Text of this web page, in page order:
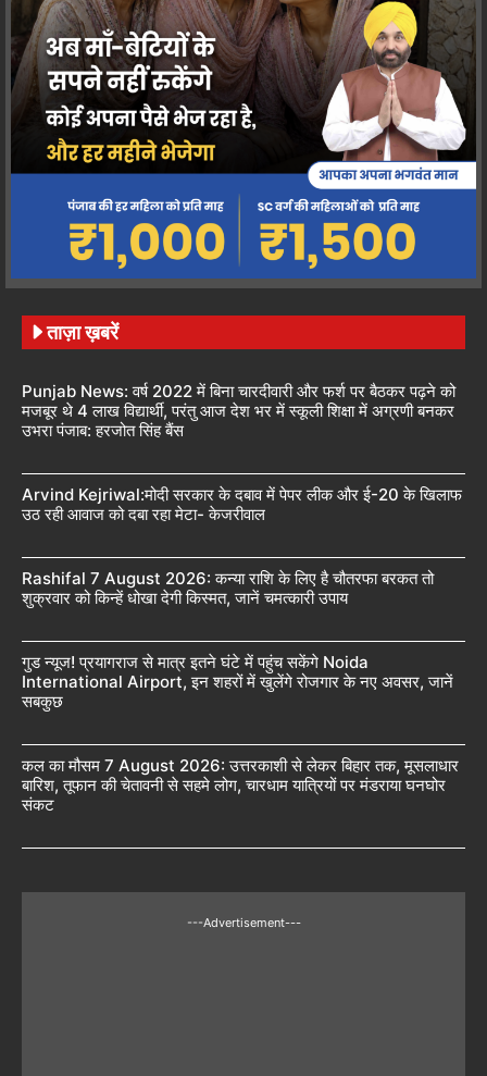
ताज़ा ख़बरें
Punjab News: वर्ष 2022 में बिना चारदीवारी और फर्श पर बैठकर पढ़ने को
मजबूर थे 4 लाख विद्यार्थी, परंतु आज देश भर में स्कूली शिक्षा में अग्रणी बनकर
उभरा पंजाब: हरजोत सिंह बैंस
Arvind Kejriwal:मोदी सरकार के दबाव में पेपर लीक और ई-20 के खिलाफ
उठ रही आवाज को दबा रहा मेटा- केजरीवाल
Rashifal 7 August 2026: कन्या राशि के लिए है चौतरफा बरकत तो
शुक्रवार को किन्हें धोखा देगी किस्मत, जानें चमत्कारी उपाय
गुड न्यूज! प्रयागराज से मात्र इतने घंटे में पहुंच सकेंगे Noida
International Airport, इन शहरों में खुलेंगे रोजगार के नए अवसर, जानें
सबकुछ
कल का मौसम 7 August 2026: उत्तरकाशी से लेकर बिहार तक, मूसलाधार
बारिश, तूफान की चेतावनी से सहमे लोग, चारधाम यात्रियों पर मंडराया घनघोर
संकट
---Advertisement---